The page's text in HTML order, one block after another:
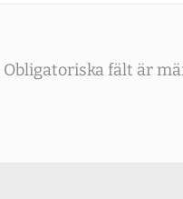
Obligatoriska fält är